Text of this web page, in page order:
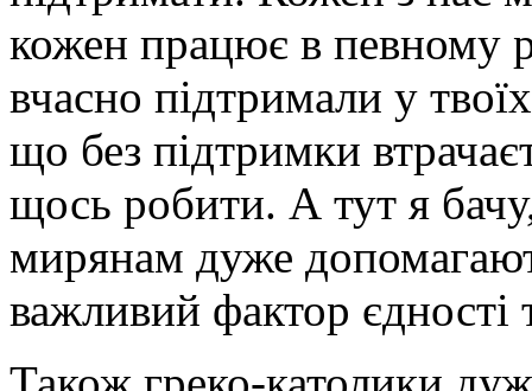
кожен працює в певному
вчасно підтримали у
що без підтримки
щось робити. А тут я
мирянам дуже
важливий фактор єдності